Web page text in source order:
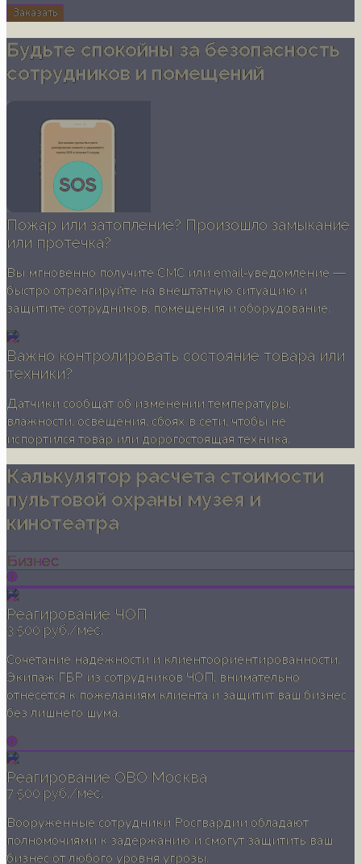
Заказать
Будьте спокойны за безопасность
сотрудников и помещений
Пожар или затопление? Произошло замыкание
или протечка?
Вы мгновенно получите СМС или email‐уведомление —
быстро отреагируйте на внештатную ситуацию и
защитите сотрудников, помещения и оборудование.
Важно контролировать состояние товара или
техники?
Датчики сообщат об изменении температуры,
влажности, освещения, сбоях в сети, чтобы не
испортился товар или дорогостоящая техника.
Калькулятор расчета стоимости
пультовой охраны музея и
кинотеатра
Бизнес
Реагирование ЧОП
3 500 руб./мес.
Сочетание надежности и клиентоориентированности.
Экипаж ГБР из сотрудников ЧОП, внимательно
отнесется к пожеланиям клиента и защитит ваш бизнес
без лишнего шума.
Реагирование ОВО Москва
7 500 руб./мес.
Вооруженные сотрудники Росгвардии обладают
полномочиями к задержанию и смогут защитить ваш
бизнес от любого уровня угрозы.